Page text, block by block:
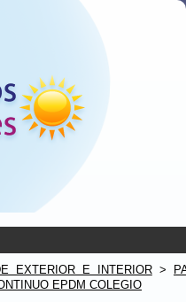
EXTERIOR E INTERIOR>
EPDM COLEGIO